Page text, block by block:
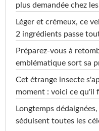
plus demandée chez
Léger et crémeux, ce
2 ingrédients passe
Préparez-vous à
emblématique sort sa
Cet étrange insecte
moment : voici ce qu'il
Longtemps
séduisent toutes les